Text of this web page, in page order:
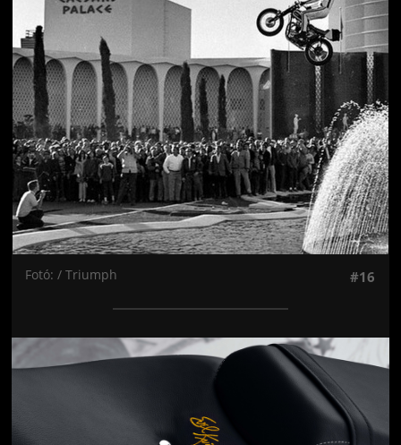
Fotó: / Triumph #16
Jön még kép!